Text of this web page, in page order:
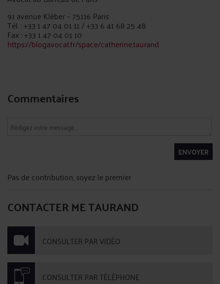
91 avenue Kléber – 75116 Paris
Tél. : +33 1 47 04 01 11 / +33 6 41 68 25 48
Fax : +33 1 47 04 01 10
https://blogavocat.fr/space/catherine.taurand
Commentaires
ENVOYER
Pas de contribution, soyez le premier
CONTACTER ME TAURAND
CONSULTER PAR VIDÉO
CONSULTER PAR TÉLÉPHONE